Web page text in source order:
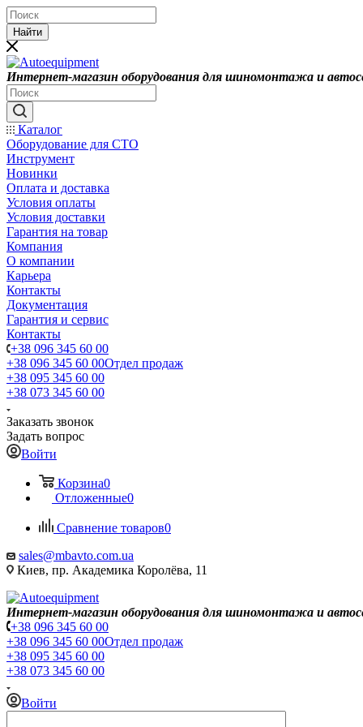
Найти
Интернет-магазин оборудования для шиномонтажа и
Каталог
Оборудование для СТО
Инструмент
Новинки
Оплата и доставка
Условия оплаты
Условия доставки
Гарантия на товар
Компания
О компании
Карьера
Контакты
Документация
Гарантия и сервис
Контакты
+38 096 345 60 00
+38 096 345 60 00Отдел продаж
+38 095 345 60 00
+38 073 345 60 00
Заказать звонок
Задать вопрос
Войти
Корзина0
Отложенные0
Сравнение товаров0
sales@mbavto.com.ua
Киев, пр. Академика Королёва, 11
Интернет-магазин оборудования для шиномонтажа и
+38 096 345 60 00
+38 096 345 60 00Отдел продаж
+38 095 345 60 00
+38 073 345 60 00
Войти